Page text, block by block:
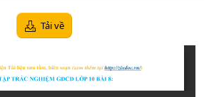
s
Tải về